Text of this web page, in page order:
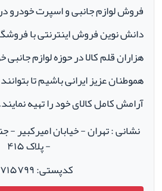
دانش نوین فروش اینترنتی با
هزاران قلم کالا در حوزه لوازم
هموطنان عزیز ایرانی باشیم تا
آرامش کامل کالای خود را تهیه
نشانی : تهران - خیابان
- پلاک ۴۱۵
کدپستی: ۱۱۴۱۷۱۵۷۹۹